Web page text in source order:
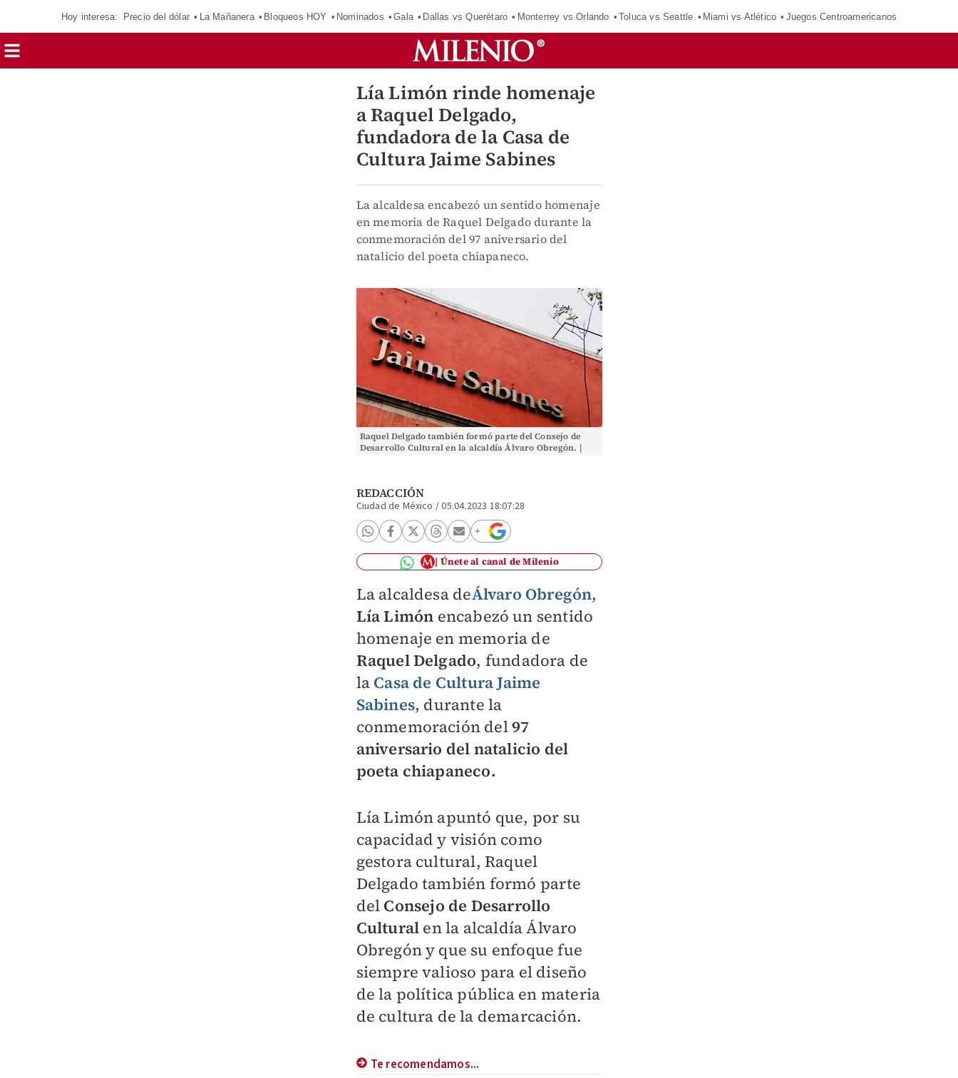
Hoy interesa: Precio del dólar La Mañanera Bloqueos HOY Nominados Gala Dallas vs Querétaro Monterrey vs Orlando Toluca vs Seattle Miami vs Atlético Juegos Centroamericanos
Lía Limón rinde homenaje
a Raquel Delgado,
fundadora de la Casa de
Cultura Jaime Sabines
La alcaldesa encabezó un sentido homenaje
en memoria de Raquel Delgado durante la
conmemoración del 97 aniversario del
natalicio del poeta chiapaneco.
Raquel Delgado también formó parte del Consejo de
Desarrollo Cultural en la alcaldía Álvaro Obregón. |
REDACCIÓN
Ciudad de México /05.04.2023 18:07:28
Únete al canal de Milenio
La alcaldesa deÁlvaro Obregón,
Lía Limón encabezó un sentido
homenaje en memoria de
Raquel Delgado, fundadora de
la Casa de Cultura Jaime
Sabines, durante la
conmemoración del97
aniversario del natalicio del
poeta chiapaneco.
Lía Limón apuntó que, por su
capacidad y visión como
gestora cultural, Raquel
Delgado también formó parte
del Consejo de Desarrollo
Cultural en la alcaldía Álvaro
Obregón y que su enfoque fue
siempre valioso para el diseño
de la política pública en materia
de cultura de la demarcación.
Te recomendamos...